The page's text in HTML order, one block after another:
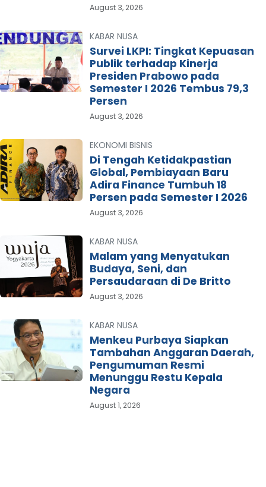
August 3, 2026
KABAR NUSA
Survei LKPI: Tingkat Kepuasan
Publik terhadap Kinerja
Presiden Prabowo pada
Semester I 2026 Tembus 79,3
Persen
August 3, 2026
EKONOMI BISNIS
Di Tengah Ketidakpastian
Global, Pembiayaan Baru
Adira Finance Tumbuh 18
Persen pada Semester I 2026
August 3, 2026
KABAR NUSA
Malam yang Menyatukan
Budaya, Seni, dan
Persaudaraan di De Britto
August 3, 2026
KABAR NUSA
Menkeu Purbaya Siapkan
Tambahan Anggaran Daerah,
Pengumuman Resmi
Menunggu Restu Kepala
Negara
August 1, 2026